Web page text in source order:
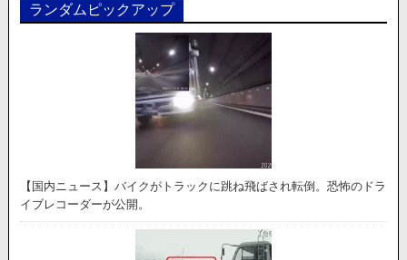
ランダムピックアップ
【国内ニュース】バイクがトラックに跳ね飛ばされ転倒。恐怖のドラ
イブレコーダーが公開。